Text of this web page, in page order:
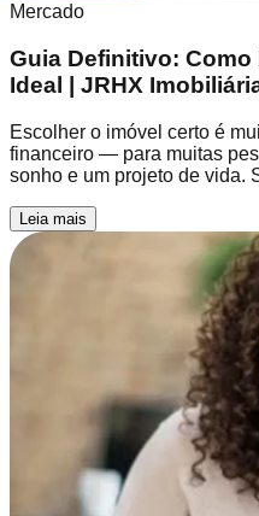
Mercado
Guia Definitivo:
Ideal | JRHX
Escolher o imóvel certo é
financeiro — para muitas
sonho e um projeto de vida.
Leia mais